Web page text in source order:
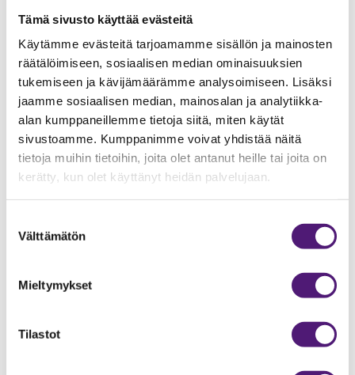
Tämä sivusto käyttää evästeitä
Käytämme evästeitä tarjoamamme sisällön ja mainosten
räätälöimiseen, sosiaalisen median ominaisuuksien
tukemiseen ja kävijämäärämme analysoimiseen. Lisäksi
jaamme sosiaalisen median, mainosalan ja analytiikka-
alan kumppaneillemme tietoja siitä, miten käytät
sivustoamme. Kumppanimme voivat yhdistää näitä
tietoja muihin tietoihin, joita olet antanut heille tai joita on
kerätty, kun olet käyttänyt heidän palvelujaan.
valinta
Välttämätön
Mieltymykset
Tilastot
Leivänpaahdin
Lemmikkieläimet sallittu
1
Lisävuodepaikat
4
kpl
Makuuhuoneiden lukumäärä
4
kpl
Mikroaaltouuni
1
Pakastin/pakastelokero
Pinta-ala
97
Radio/CD
1
Sähköliesi/uuni
Suihku
Televisio